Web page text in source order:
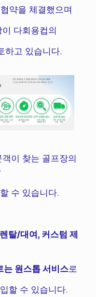
약을 체결했으며
다회용컵의
하고 있습니다.
이 찾는 골프장의
수 있습니다.
탈/대여, 커스텀 제
는 원스톱 서비스로
할 수 있습니다.